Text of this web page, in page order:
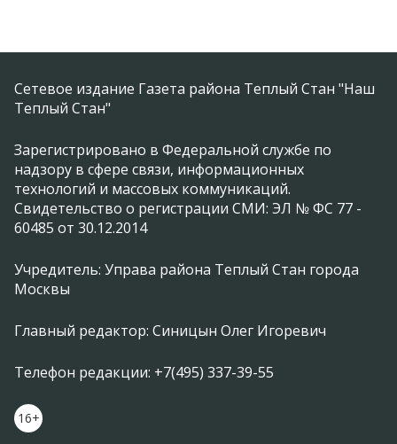
Сетевое издание Газета района Теплый Стан "Наш
Теплый Стан"
Зарегистрировано в Федеральной службе по
надзору в сфере связи, информационных
технологий и массовых коммуникаций.
Свидетельство о регистрации СМИ: ЭЛ № ФС 77 -
60485 от 30.12.2014
Учредитель: Управа района Теплый Стан города
Москвы
Главный редактор: Синицын Олег Игоревич
Телефон редакции: +7(495) 337-39-55
16+